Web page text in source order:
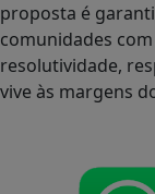
proposta é
comunidades
resolutividade,
vive às margens